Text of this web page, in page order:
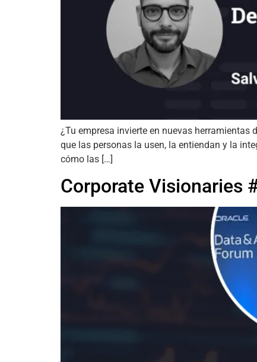
¿Tu empresa invierte en nuevas
que las personas la usen, la entiendan y la
cómo las […]
Corporate Visionaries